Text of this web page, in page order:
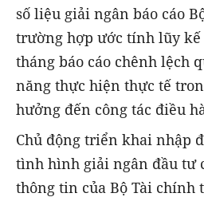
số liệu giải ngân báo cáo
trường hợp ước tính lũy
tháng báo cáo chênh lệch
năng thực hiện thực tế
hưởng đến công tác điều
Chủ động triển khai nhập
tình hình giải ngân đầu tư
thông tin của Bộ Tài chính